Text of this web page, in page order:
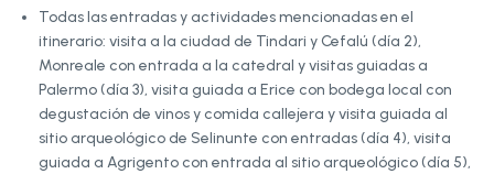
Todas las entradas y actividades mencionadas en el
itinerario: visita a la ciudad de Tindari y Cefalú (día 2),
Monreale con entrada a la catedral y visitas guiadas a
Palermo (día 3), visita guiada a Erice con bodega local con
degustación de vinos y comida callejera y visita guiada al
sitio arqueológico de Selinunte con entradas (día 4), visita
guiada a Agrigento con entrada al sitio arqueológico (día 5),